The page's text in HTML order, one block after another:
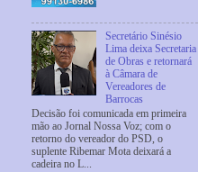
Secretário Sinésio
Lima deixa Secretaria
de Obras e retornará
à Câmara de
Vereadores de
Barrocas
Decisão foi comunicada em primeira
mão ao Jornal Nossa Voz; com o
retorno do vereador do PSD, o
suplente Ribemar Mota deixará a
cadeira no L...